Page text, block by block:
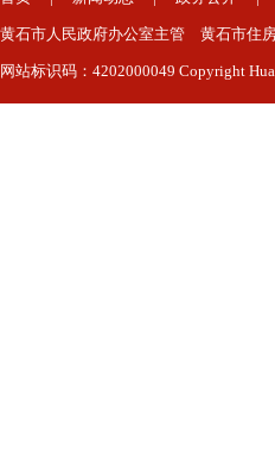
黄石市人民政府办公室主管 黄石市
网站标识码：4202000049 Copyright